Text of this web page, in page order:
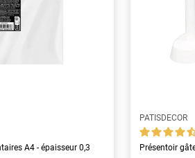
A4 - épaisseur 0,3
PATISDECOR
Présentoir